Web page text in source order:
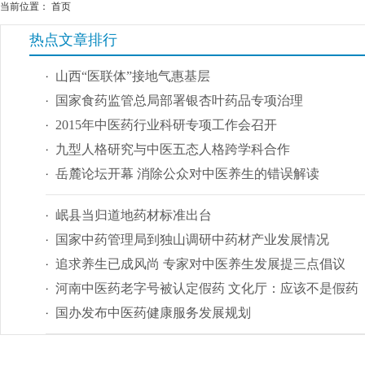
当前位置： 首页
热点文章排行
山西“医联体”接地气惠基层
国家食药监管总局部署银杏叶药品专项治理
2015年中医药行业科研专项工作会召开
九型人格研究与中医五态人格跨学科合作
岳麓论坛开幕 消除公众对中医养生的错误解读
岷县当归道地药材标准出台
国家中药管理局到独山调研中药材产业发展情况
追求养生已成风尚 专家对中医养生发展提三点倡议
河南中医药老字号被认定假药 文化厅：应该不是假药
国办发布中医药健康服务发展规划